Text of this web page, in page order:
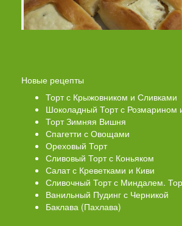
Новые рецепты
Торт с Крыжовником и Сливками
Шоколадный Торт с Розмарином
Торт Зимняя Вишня
Спагетти с Овощами
Ореховый Торт
Сливовый Торт с Коньяком
Салат с Креветками и Киви
Сливочный Торт с Миндалем.
Ванильный Пудинг с Черникой
Баклава (Пахлава)